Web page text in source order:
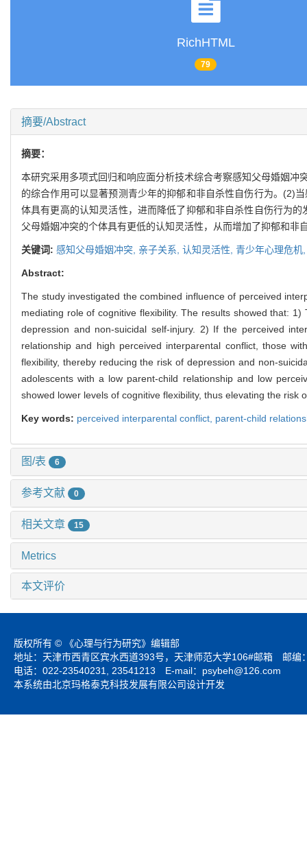
RichHTML
79
摘要/Abstract
摘要：
本研究采用多项式回归和响应面分析技术综合考察感知父母婚姻
的综合作用可以显著预测青少年的抑郁和非自杀性自伤行为。(2)
体具有更高的认知灵活性，进而降低了抑郁和非自杀性自伤行为
父母婚姻冲突的个体具有更低的认知灵活性，从而增加了抑郁和非
关键词: 感知父母婚姻冲突, 亲子关系, 认知灵活性, 青少年心理危
Abstract:
The study investigated the combined influence of perceived
mediating role of cognitive flexibility. The results showed that:
depression and non-suicidal self-injury. 2) If the perceived
relationship and high perceived interparental conflict, those
flexibility, thereby reducing the risk of depression and non-
adolescents with a low parent-child relationship and low
showed lower levels of cognitive flexibility, thus elevating the risk
Key words: perceived interparental conflict, parent-child
图/表 6
参考文献 0
相关文章 15
Metrics
本文评价
版权所有 © 《心理与行为研究》编辑部
地址：天津市西青区宾水西道393号，天津师范大学106#邮箱 邮编
电话：022-23540231, 23541213 E-mail： psybeh@126.com
本系统由北京玛格泰克科技发展有限公司设计开发